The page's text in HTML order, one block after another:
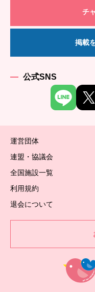
チ
掲載
公式SNS
運営団体
連盟・協議会
全国施設一覧
利用規約
退会について